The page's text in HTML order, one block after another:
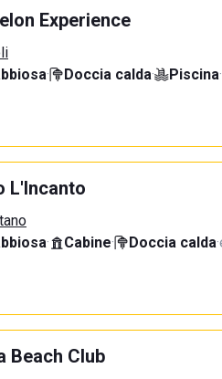
Experience
· Doccia calda· Piscina·
L'Incanto
· Cabine· Doccia calda·
Beach Club